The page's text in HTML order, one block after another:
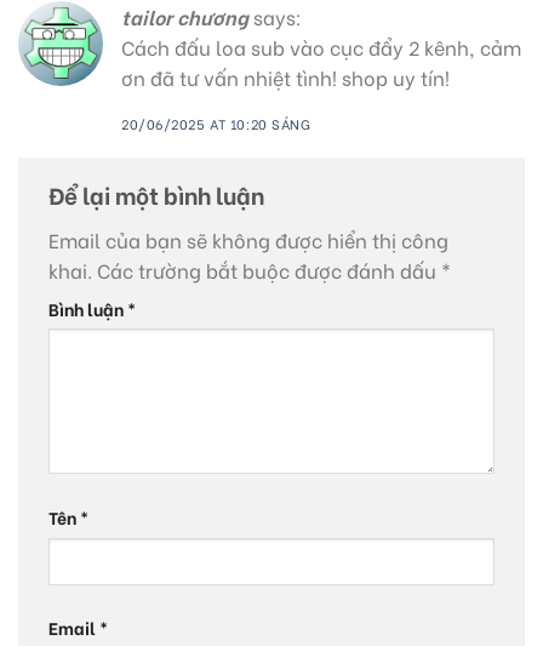
tailor chương says:
Cách đấu loa sub vào cục đẩy 2 kênh, cảm
ơn đã tư vấn nhiệt tình! shop uy tín!
20/06/2025 AT 10:20 SÁNG
Để lại một bình luận
Email của bạn sẽ không được hiển thị công
khai. Các trường bắt buộc được đánh dấu *
Bình luận*
Tên*
Email *